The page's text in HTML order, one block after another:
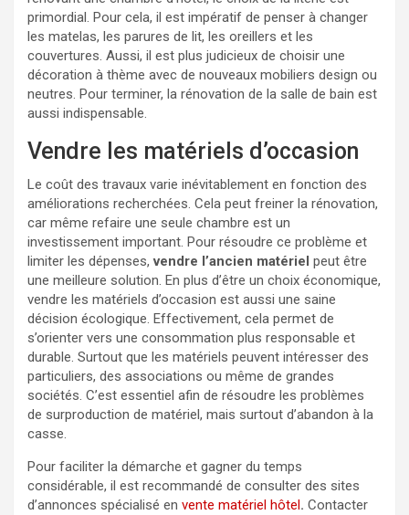
primordial. Pour cela, il est impératif de penser à changer
les matelas, les parures de lit, les oreillers et les
couvertures. Aussi, il est plus judicieux de choisir une
décoration à thème avec de nouveaux mobiliers design ou
neutres. Pour terminer, la rénovation de la salle de bain est
aussi indispensable.
Vendre les matériels d’occasion
Le coût des travaux varie inévitablement en fonction des
améliorations recherchées. Cela peut freiner la rénovation,
car même refaire une seule chambre est un
investissement important. Pour résoudre ce problème et
limiter les dépenses,vendre l’ancien matériel peut être
une meilleure solution. En plus d’être un choix économique,
vendre les matériels d’occasion est aussi une saine
décision écologique. Effectivement, cela permet de
s’orienter vers une consommation plus responsable et
durable. Surtout que les matériels peuvent intéresser des
particuliers, des associations ou même de grandes
sociétés. C’est essentiel afin de résoudre les problèmes
de surproduction de matériel, mais surtout d’abandon à la
casse.
Pour faciliter la démarche et gagner du temps
considérable, il est recommandé de consulter des sites
d’annonces spécialisé en vente matériel hôtel. Contacter